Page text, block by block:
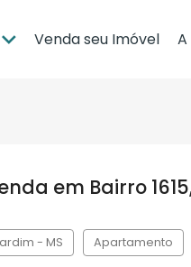
Venda seu Imóvel
em Bairro
- MS Apartamento